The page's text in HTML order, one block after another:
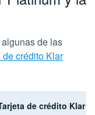
de las
de crédito Klar
de crédito Klar